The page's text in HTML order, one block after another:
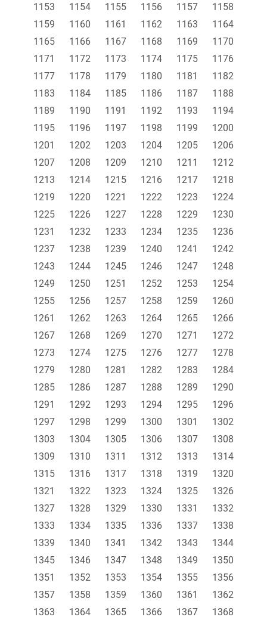
1153 1154 1155 1156 1157
1158
1159
1160 1161 1162 1163
1164
1165
1166 1167 1168 1169
1170
1171
1172 1173 1174 1175
1176
1177
1178 1179 1180 1181
1182
1183
1184 1185 1186 1187
1188
1189
1190 1191 1192 1193
1194
1195
1196 1197 1198 1199
1200
1201
1202 1203 1204 1205
1206
1207
1208 1209 1210 1211
1212
1213
1214 1215 1216 1217
1218
1219
1220 1221 1222 1223
1224
1225
1226 1227 1228 1229
1230
1231
1232 1233 1234 1235
1236
1237
1238 1239 1240 1241
1242
1243
1244 1245 1246 1247
1248
1249
1250 1251 1252 1253
1254
1255
1256 1257 1258 1259
1260
1261
1262 1263 1264 1265
1266
1267
1268 1269 1270 1271
1272
1273
1274 1275 1276 1277
1278
1279
1280 1281 1282 1283
1284
1285
1286 1287 1288 1289
1290
1291
1292 1293 1294 1295
1296
1297
1298 1299 1300 1301
1302
1303
1304 1305 1306 1307
1308
1309
1310 1311 1312 1313
1314
1315
1316 1317 1318 1319
1320
1321
1322 1323 1324 1325
1326
1327
1328 1329 1330 1331
1332
1333
1334 1335 1336 1337
1338
1339
1340 1341 1342 1343
1344
1345
1346 1347 1348 1349
1350
1351
1352 1353 1354 1355
1356
1357
1358 1359 1360 1361
1362
1363
1364 1365 1366 1367
1368